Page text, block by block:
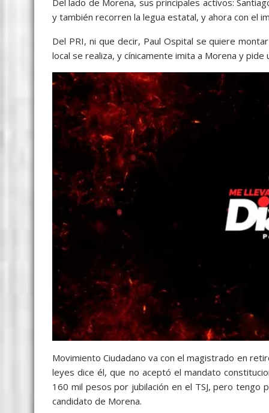
y también recorren la legua estatal, y ahora con el
Del PRI, ni que decir, Paul Ospital se quiere
local se realiza, y cínicamente imita a Morena y
Movimiento Ciudadano va con el magistrado en
leyes dice él, que no aceptó el mandato
160 mil pesos por jubilación en el TSJ, pero tengo
candidato de Morena.